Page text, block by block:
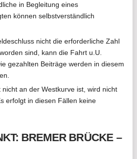
in Begleitung eines
können selbstverständlich
nicht die erforderliche Zahl
sind, kann die Fahrt u.U.
gezahlten Beiträge werden in diesem
nicht an der Westkurve ist, wird nicht
erfolgt in diesen Fällen keine
BREMER BRÜCKE –